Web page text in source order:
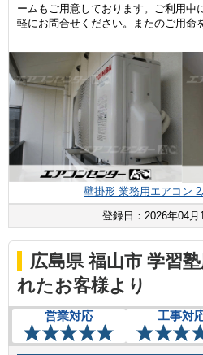
ームもご用意しております。ご利用中
軽にお問合せください。またのご用命
壁掛形 業務用エアコン
登録日：2026年04月
広島県 福山市 学習
れたお客様より
営業対応 工事対